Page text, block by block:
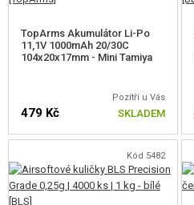
TopArms Akumulátor Li-Po
11,1V 1000mAh 20/30C
104x20x17mm - Mini Tamiya
Pozítří u Vás
479 Kč SKLADEM
Kód 5482